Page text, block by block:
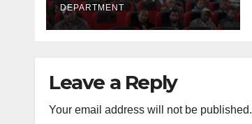
DEPARTMENT
Leave a Reply
Your email address will not be published.